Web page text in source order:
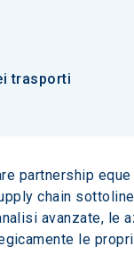
trasporti
partnership
chain
avanzate, le
le